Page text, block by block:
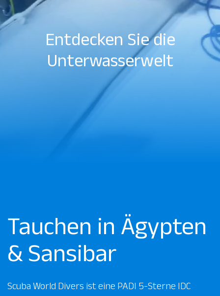
Entdecken Sie die
Unterwasserwelt
Tauchen in Ägypten
& Sansibar
Scuba World Divers ist eine PADI 5-Sterne IDC